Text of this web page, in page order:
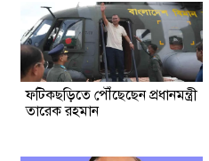
ফটিকছড়িতে পৌঁছেছেন প্রধানমন্ত্রী
তারেক রহমান